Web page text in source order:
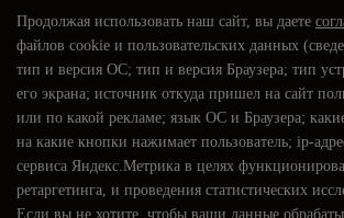
Продолжая использовать наш сайт, вы даете
файлов cookie и пользовательских данных
тип и версия ОС; тип и версия Браузера; тип
его экрана; источник откуда пришел на сайт
или по какой рекламе; язык ОС и Браузера;
на какие кнопки нажимает пользователь; ip-
сервиса Яндекс.Метрика в целях
ретаргетинга, и проведения статистических
Если вы не хотите, чтобы ваши данные